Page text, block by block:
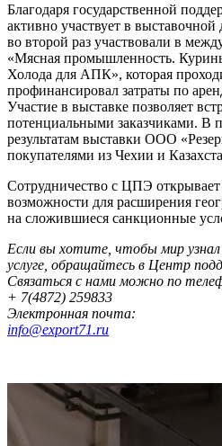
Благодаря государственной
активно участвует в
во второй раз участвовали в
«Мясная промышленность.
Холода для АПК», которая
профинансировал затраты по
Участие в выставке позволяет
потенциальными заказчиками. В
результатам выставки ООО
покупателями из Чехии и
Сотрудничество с ЦПЭ
возможности для расширения
на сложившиеся санкционные
Если вы хотите, чтобы мир
услуге, обращайтесь в Центр
Связаться с нами можно по
+ 7(4872) 259833
Электронная почта:
info@export71.ru